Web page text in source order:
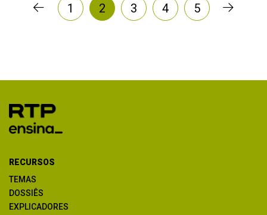
1 2 3 4 5
RECURSOS
TEMAS
DOSSIÊS
EXPLICADORES